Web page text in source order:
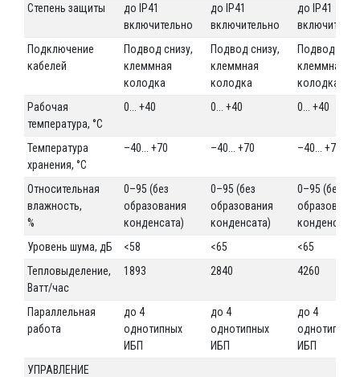
Степень защиты
до IP41
включительно
до IP41
включительно
до IP41
Подключение
кабелей
Подвод снизу,
клеммная
колодка
Подвод снизу,
клеммная
колодка
Подвод
клеммная
колодка
Рабочая
температура, °С
0... +40 0... +40 0... +40
Температура
хранения, °С
–40... +70 –40... +70 –40... +70
Относительная
влажность,
%
0–95 (без
образования
конденсата)
0–95 (без
образования
конденсата)
0–95 (без
образования
конденсата)
Уровень шума, дБ
<58 <65
<65
Тепловыделение,
Ватт/час
1893 2840 4260
Параллельная
работа
до 4
однотипных
ИБП
до 4
однотипных
ИБП
до 4
однотипных
ИБП
УПРАВЛЕНИЕ